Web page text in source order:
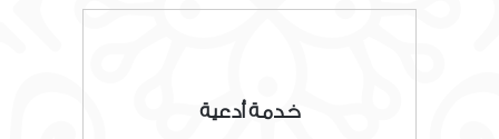
خدمة أدعية